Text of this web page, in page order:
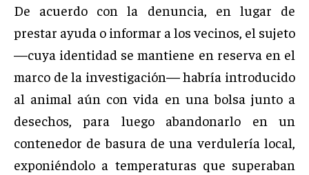
De acuerdo con la denuncia, en lugar de
prestar ayuda o informar a los vecinos, el sujeto
—cuya identidad se mantiene en reserva en el
marco de la investigación— habría introducido
al animal aún con vida en una bolsa junto a
desechos, para luego abandonarlo en un
contenedor de basura de una verdulería local,
exponiéndolo a temperaturas que superaban